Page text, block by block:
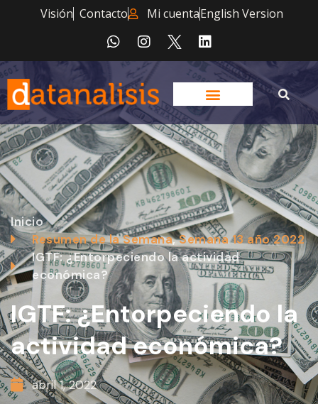
Visión Contacto Mi cuentaEnglish Version
Inicio
Resumen de la Semana,Semana 13 año 2022
IGTF: ¿Entorpeciendo la actividad
económica?
IGTF: ¿Entorpeciendo la
actividad económica?
abril 1, 2022